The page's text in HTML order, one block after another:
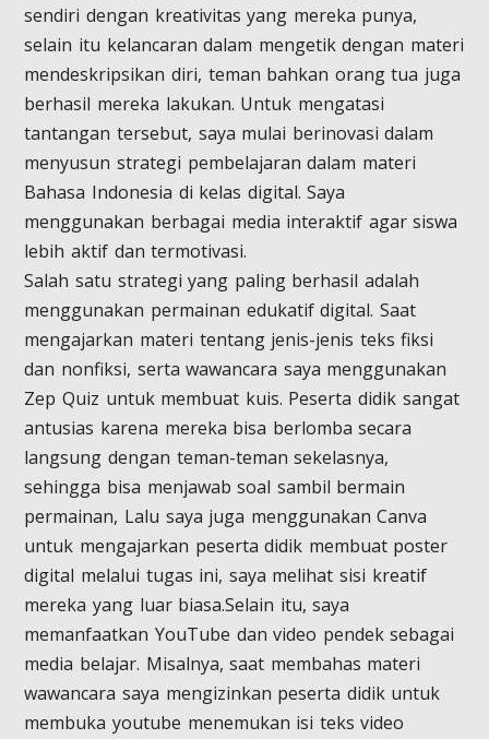
sendiri dengan kreativitas yang mereka punya,
selain itu kelancaran dalam mengetik dengan materi
mendeskripsikan diri, teman bahkan orang tua juga
berhasil mereka lakukan. Untuk mengatasi
tantangan tersebut, saya mulai berinovasi dalam
menyusun strategi pembelajaran dalam materi
Bahasa Indonesia di kelas digital. Saya
menggunakan berbagai media interaktif agar siswa
lebih aktif dan termotivasi.
Salah satu strategi yang paling berhasil adalah
menggunakan permainan edukatif digital. Saat
mengajarkan materi tentang jenis-jenis teks fiksi
dan nonfiksi, serta wawancara saya menggunakan
Zep Quiz untuk membuat kuis. Peserta didik sangat
antusias karena mereka bisa berlomba secara
langsung dengan teman-teman sekelasnya,
sehingga bisa menjawab soal sambil bermain
permainan, Lalu saya juga menggunakan Canva
untuk mengajarkan peserta didik membuat poster
digital melalui tugas ini, saya melihat sisi kreatif
mereka yang luar biasa.Selain itu, saya
memanfaatkan YouTube dan video pendek sebagai
media belajar. Misalnya, saat membahas materi
wawancara saya mengizinkan peserta didik untuk
membuka youtube menemukan isi teks video